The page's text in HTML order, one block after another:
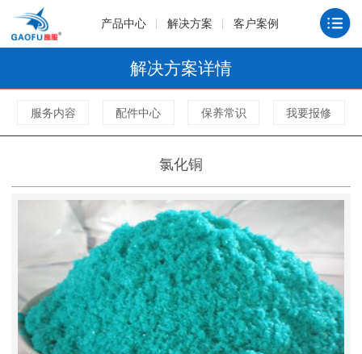
产品中心 解决方案 客户案例
解决方案详情
服务内容 配件中心 保养常识 我要报修
氯化铜